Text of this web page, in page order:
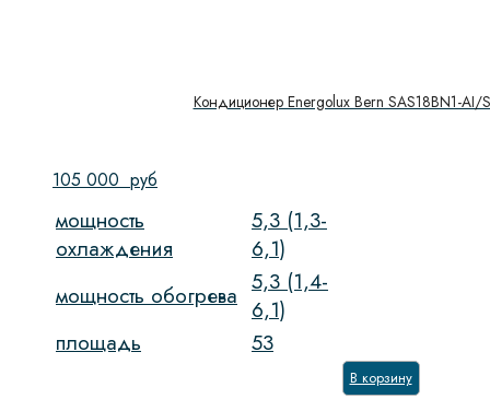
Кондиционер Energolux Bern SAS18BN1-AI/
105 000 руб
мощность
охлаждения
5,3 (1,3-
6,1)
мощность обогрева 5,3 (1,4-
6,1)
площадь
53
В корзину